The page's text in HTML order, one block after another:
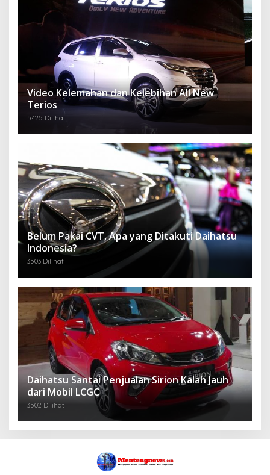
Video Kelemahan dan Kelebihan All New
Terios
5425 Dilihat
Belum Pakai CVT, Apa yang Ditakuti Daihatsu
Indonesia?
3503 Dilihat
Daihatsu Santai Penjualan Sirion Kalah Jauh
dari Mobil LCGC
3502 Dilihat